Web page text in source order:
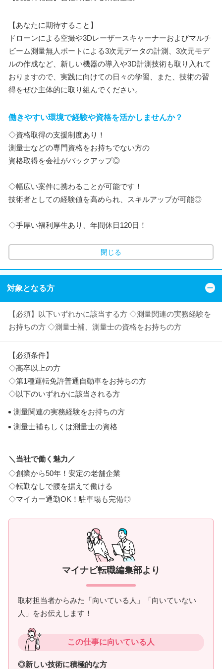
【あなたに期待すること】
ドローンによる空撮や3Dレーザースキャーナーおよびマルチ
ビーム測量無人ボートによる3次元データの計測、3次元モデ
ルの作成など、新しい機器の導入や3D計測技術も取り入れて
おりますので、実践に向けての日々の学習、また、技術の習
得をぜひ主体的に取り組んでください。
働きやすい環境で経験や資格を活かしませんか？
◇資格取得の支援制度あり！
測量士などの専門資格をお持ちでない方の
資格取得を会社がバックアップ◎
◇幅広い案件に携わることが可能です！
技術者としての経験値を高められ、スキルアップが可能◎
◇手厚い福利厚生あり、年間休日120日！
閉じる
対象となる方
【必須】以下いずれかに該当する方 ◇測量関連の実務経験を
お持ちの方 ◇測量士補、測量士の資格をお持ちの方
【必須条件】
◇高卒以上の方
◇第1種運転免許普通自動車をお持ちの方
◇以下のいずれかに該当される方
測量関連の実務経験をお持ちの方
測量士補もしくは測量士の資格
＼当社で働く魅力／
◇創業から50年！安定の老舗企業
◇転勤なしで腰を据えて働ける
◇マイカー通勤OK！駐車場も完備◎
マイナビ転職編集部より
取材担当者からみた「向いている人」「向いていない
人」をお伝えします！
この仕事に向いている人
◎新しい技術に積極的な方